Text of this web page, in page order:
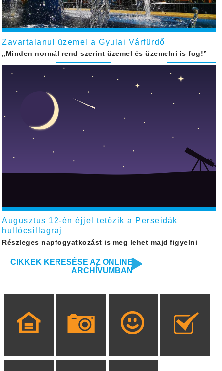
Zavartalanul üzemel a Gyulai Várfürdő
„Minden normál rend szerint üzemel és üzemelni is fog!”
Augusztus 12-én éjjel tetőzik a Perseidák
hullócsillagraj
Részleges napfogyatkozást is meg lehet majd figyelni
CIKKEK KERESÉSE AZ ONLINE
ARCHÍVUMBAN